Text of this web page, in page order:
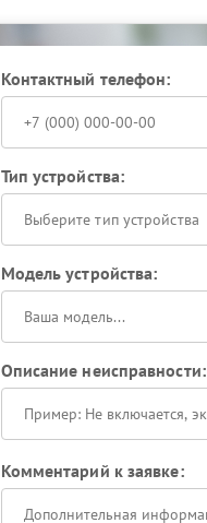
Контактный телефон:
Тип устройства:
Выберите тип устройства
Модель устройства:
Описание неисправности:
Комментарий к заявке: